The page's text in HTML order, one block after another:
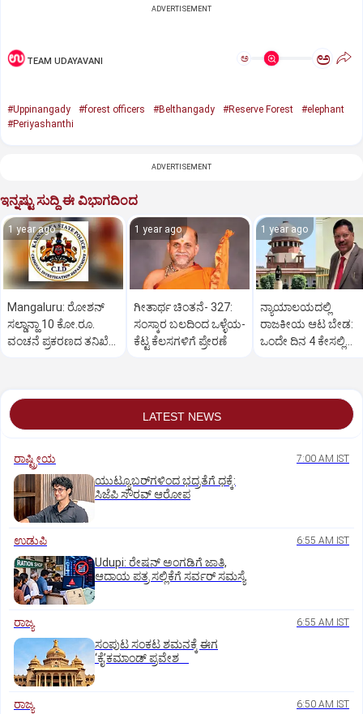
ADVERTISEMENT
TEAM UDAYAVANI ಅ ಅ
#Uppinangady #forest officers #Belthangady #Reserve Forest
#elephant
#Periyashanthi
ADVERTISEMENT
ಇನ್ನಷ್ಟು ಸುದ್ದಿ ಈ ವಿಭಾಗದಿಂದ
1 year ago
Mangaluru: ರೋಶನ್‌
ಸಲ್ಡಾನ್ಹಾ 10 ಕೋ.ರೂ.
ವಂಚನೆ ಪ್ರಕರಣದ ತನಿಖೆ
1 year ago
ಗೀತಾರ್ಥ ಚಿಂತನೆ- 327:
ಸಂಸ್ಕಾರ ಬಲದಿಂದ ಒಳ್ಳೆಯ-
ಕೆಟ್ಟ ಕೆಲಸಗಳಿಗೆ ಪ್ರೇರಣೆ
1 year ago
ನ್ಯಾಯಾಲಯದಲ್ಲಿ
ರಾಜಕೀಯ ಆಟ ಬೇಡ:
ಒಂದೇ ದಿನ 4 ಕೇಸಲ್ಲಿ
LATEST NEWS
ರಾಷ್ಟ್ರೀಯ 7:00 AM IST
ಯುಟ್ಯೂಬರ್‌ಗಳಿಂದ ಭದ್ರತೆಗೆ ಧಕ್ಕೆ:
ಸಿಜೆಪಿ ಸೌರವ್‌ ಆರೋಪ
ಉಡುಪಿ 6:55 AM IST
Udupi: ರೇಷನ್‌ ಅಂಗಡಿಗೆ ಜಾತಿ,
ಆದಾಯ ಪತ್ರ ಸಲ್ಲಿಕೆಗೆ ಸರ್ವರ್‌ ಸಮಸ್ಯೆ
ರಾಜ್ಯ 6:55 AM IST
ಸಂಪುಟ ಸಂಕಟ ಶಮನಕ್ಕೆ ಈಗ
‘ಕೈ’ಕಮಾಂಡ್‌ ಪ್ರವೇಶ
ರಾಜ್ಯ 6:50 AM IST